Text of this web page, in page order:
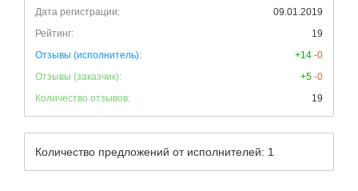
Дата регистрации:
09.01.2019
Рейтинг:
19
Отзывы (исполнитель):
+14 -0
Отзывы (заказчик):
+5 -0
Количество отзывов:
19
Количество предложений от исполнителей: 1